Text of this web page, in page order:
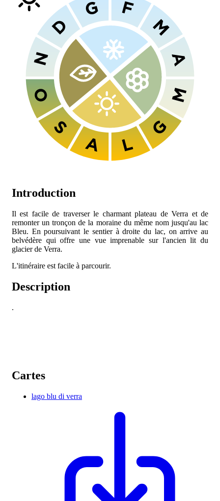
Introduction
Il est facile de traverser le charmant plateau de Verra et de
remonter un tronçon de la moraine du même nom jusqu'au lac
Bleu. En poursuivant le sentier à droite du lac, on arrive au
belvédère qui offre une vue imprenable sur l'ancien lit du
glacier de Verra.
L'itinéraire est facile à parcourir.
Description
.
Cartes
lago blu di verra